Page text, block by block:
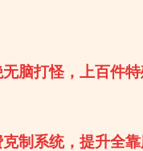
脑打怪，上百件
制系统，提升全